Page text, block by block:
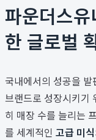
파운더스
한 글로벌
국내에서의 성공을 발
브랜드로 성장시키기
히 매장 수를 늘리는
를 세계적인 고급 미식